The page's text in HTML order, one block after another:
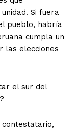
Si fuera
pueblo, habría
cumpla un
las elecciones
el sur del
contestatario,